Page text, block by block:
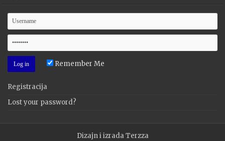
Remember Me
Registracija
Lost your password?
Dizajn i izradaTerzza